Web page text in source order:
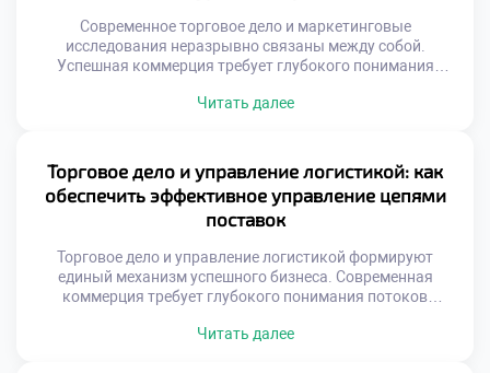
Современное торговое дело и маркетинговые
исследования неразрывно связаны между собой.
Успешная коммерция требует глубокого понимания
превращается в хаотичный процесс. Аналитика
решений. Рынок постоянно меняется под воздействием
множества факторов. Игнорирование этих сигналов
ведет к неизбежным убыткам. Грамотный специалист
умеет […]
Читать далее
Торговое дело и управление логистикой: как
обеспечить эффективное управление цепями
поставок
Торговое дело и управление логистикой формируют
единый механизм успешного бизнеса. Современная
коммерция требует глубокого понимания потоков
теряет смысл. Эта связь определяет
Читать далее